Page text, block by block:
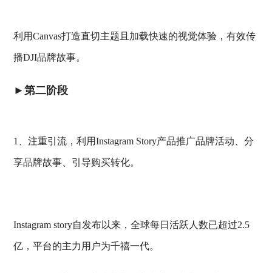
利用Canvas打造直切主题且加载快速的视觉体验，有效传
播DJI品牌故事。
►第二阶段
1、注重引流，利用Instagram Story产品推广品牌活动、分
享品牌故事、引导购买转化。
Instagram story自发布以来，全球每日活跃人数已超过2.5
亿，平台的主力用户为千禧一代。